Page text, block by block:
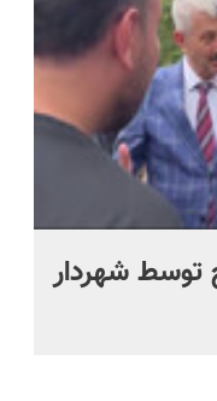
توسط شهردار